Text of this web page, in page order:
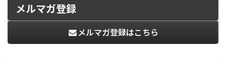
メルマガ登録
メルマガ登録はこちら